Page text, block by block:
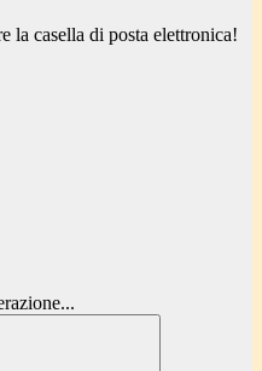
la casella di posta elettronica!